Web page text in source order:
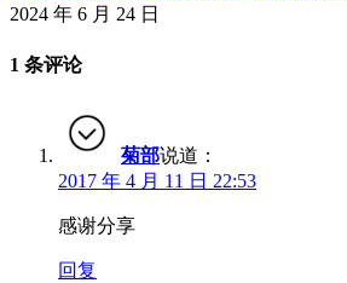
2024 年 6 月 24 日
1 条评论
菊部说道：
2017 年 4 月 11 日 22:53
感谢分享
回复